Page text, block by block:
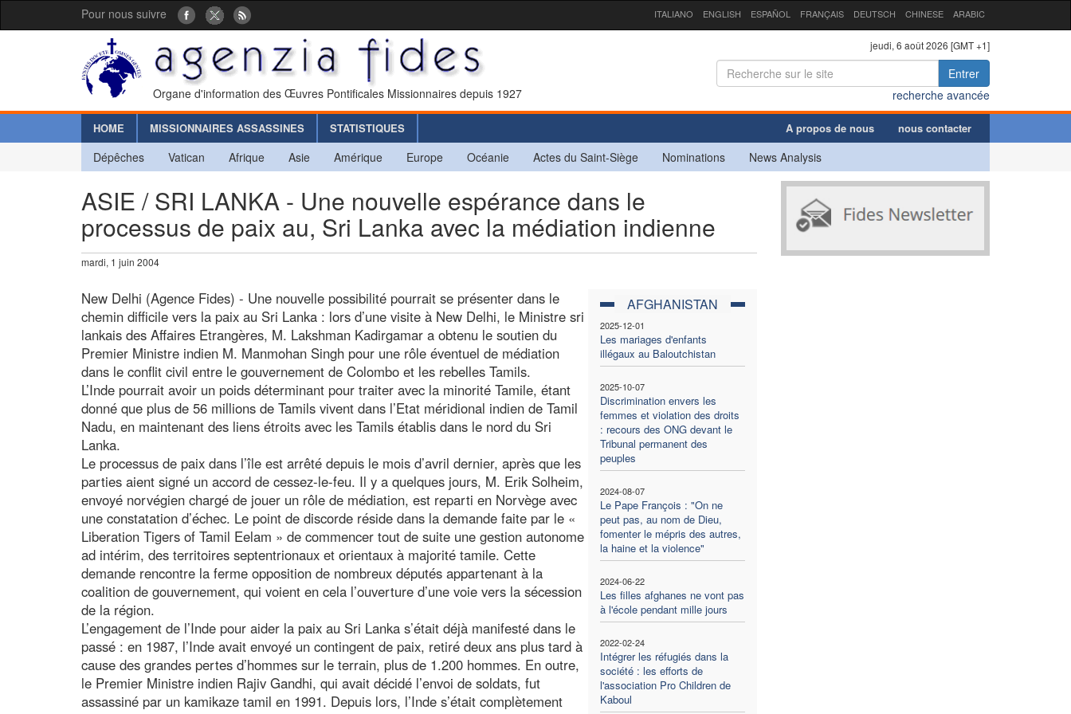
Pour nous suivre ITALIANO ENGLISH ESPAÑOL FRANÇAIS DEUTSCH CHINESE ARABIC
Organe d'information des Œuvres Pontificales Missionnaires depuis 1927
jeudi, 6 août 2026 [GMT +1]
Entrer
recherche avancée
HOME MISSIONNAIRES ASSASSINES STATISTIQUES A propos de nous nous contacter
Dépêches Vatican Afrique Asie Amérique Europe Océanie Actes du Saint-Siège Nominations News Analysis
ASIE / SRI LANKA - Une nouvelle espérance dans le
processus de paix au, Sri Lanka avec la médiation indienne
mardi, 1 juin 2004
AFGHANISTAN
2025-12-01
Les mariages d'enfants
illégaux au Baloutchistan
2025-10-07
Discrimination envers les
femmes et violation des droits
: recours des ONG devant le
Tribunal permanent des
peuples
2024-08-07
Le Pape François : "On ne
peut pas, au nom de Dieu,
fomenter le mépris des autres,
la haine et la violence"
2024-06-22
Les filles afghanes ne vont pas
à l'école pendant mille jours
2022-02-24
Intégrer les réfugiés dans la
société : les efforts de
l'association Pro Children de
Kaboul
New Delhi (Agence Fides) - Une nouvelle possibilité pourrait se présenter dans le
chemin difficile vers la paix au Sri Lanka : lors d’une visite à New Delhi, le Ministre sri
lankais des Affaires Etrangères, M. Lakshman Kadirgamar a obtenu le soutien du
Premier Ministre indien M. Manmohan Singh pour une rôle éventuel de médiation
dans le conflit civil entre le gouvernement de Colombo et les rebelles Tamils.
L’Inde pourrait avoir un poids déterminant pour traiter avec la minorité Tamile, étant
donné que plus de 56 millions de Tamils vivent dans l’Etat méridional indien de Tamil
Nadu, en maintenant des liens étroits avec les Tamils établis dans le nord du Sri
Lanka.
Le processus de paix dans l’île est arrêté depuis le mois d’avril dernier, après que les
parties aient signé un accord de cessez-le-feu. Il y a quelques jours, M. Erik Solheim,
envoyé norvégien chargé de jouer un rôle de médiation, est reparti en Norvège avec
une constatation d’échec. Le point de discorde réside dans la demande faite par le «
Liberation Tigers of Tamil Eelam » de commencer tout de suite une gestion autonome
ad intérim, des territoires septentrionaux et orientaux à majorité tamile. Cette
demande rencontre la ferme opposition de nombreux députés appartenant à la
coalition de gouvernement, qui voient en cela l’ouverture d’une voie vers la sécession
de la région.
L’engagement de l’Inde pour aider la paix au Sri Lanka s’était déjà manifesté dans le
passé : en 1987, l’Inde avait envoyé un contingent de paix, retiré deux ans plus tard à
cause des grandes pertes d’hommes sur le terrain, plus de 1.200 hommes. En outre,
le Premier Ministre indien Rajiv Gandhi, qui avait décidé l’envoi de soldats, fut
assassiné par un kamikaze tamil en 1991. Depuis lors, l’Inde s’était complètement